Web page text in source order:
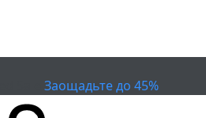
Заощадьте до 45%